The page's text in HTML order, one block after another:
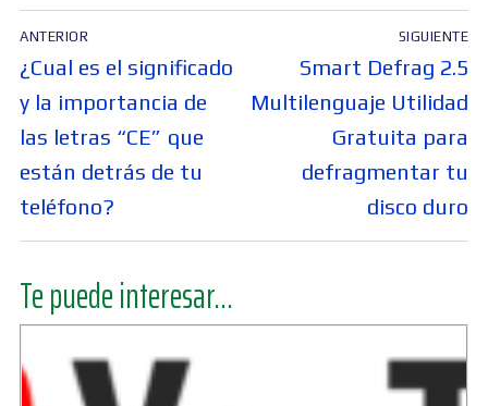
Navegación
de
entradas
ANTERIOR
Entrada
anterior:
¿Cual es el significado
y la importancia de
las letras “CE” que
están detrás de tu
teléfono?
SIGUIENTE
Entrada
siguiente:
Smart Defrag 2.5
Multilenguaje Utilidad
Gratuita para
defragmentar tu
disco duro
Te puede interesar...